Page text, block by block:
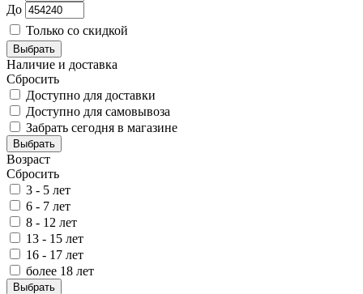
До
Только со скидкой
Выбрать
Наличие и доставка
Сбросить
Доступно для доставки
Доступно для самовывоза
Забрать сегодня в магазине
Выбрать
Возраст
Сбросить
3 - 5 лет
6 - 7 лет
8 - 12 лет
13 - 15 лет
16 - 17 лет
более 18 лет
Выбрать